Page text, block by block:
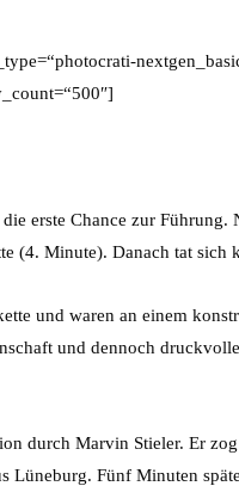
erste Chance zur
(4. Minute). Danach tat
und waren an einem
und dennoch
durch Marvin Stieler. Er
Lüneburg. Fünf Minuten